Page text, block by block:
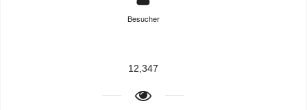
Besucher
12,347